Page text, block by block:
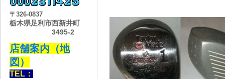
〒 326-0837
栃木県足利市西新井町
3495-2
店舗案内（地
図）
TEL：